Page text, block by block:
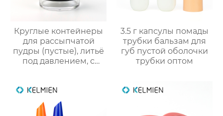
Круглые контейнеры
для рассыпчатой
пудры (пустые), литьё
под давлением, с
новогодним
рисунком. Прямые
поставки с завода
3.5 г капсулы помады
трубки бальзам для
губ пустой оболочки
трубки оптом